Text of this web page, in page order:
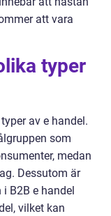
att vara
typer
av e handel.
som
medan
Dessutom är
B2B e handel
vilket kan